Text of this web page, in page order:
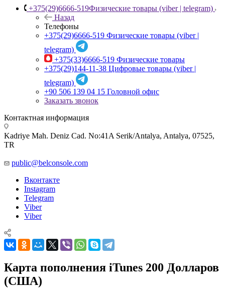
+375(29)6666-519Физические товары (viber | telegram)
Назад
Телефоны
+375(29)6666-519 Физические товары (viber |
telegram)
+375(33)6666-519 Физические товары
+375(29)144-11-38 Цифровые товары (viber |
telegram)
+90 506 139 04 15 Головной офис
Заказать звонок
Контактная информация
Kadriye Mah. Deniz Cad. No:41A Serik/Antalya, Antalya, 07525,
TR
public@belconsole.com
Вконтакте
Instagram
Telegram
Viber
Viber
Карта пополнения iTunes 200 Долларов
(США)